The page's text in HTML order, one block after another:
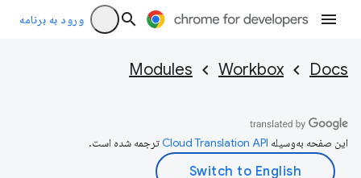
ورود به برنامه
Docs
Workbox
Modules
این صفحه به‌وسیله ترجمه شده است.